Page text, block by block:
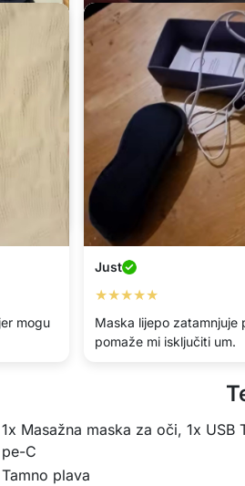
Edi
★★★★★
Odlična je za umorne oči
na računalu.
mogu
Just
★★★★★
Maska lijepo zatamnjuje
pomaže mi isključiti um.
1x Masažna maska za oči, 1x USB
pe-C
Tamno plava